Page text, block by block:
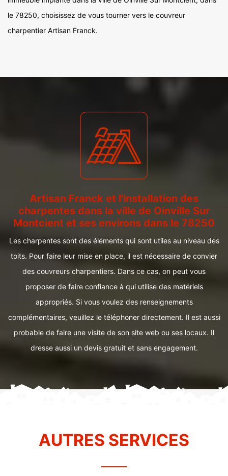
le 78250, choisissez de vous tourner vers le couvreur
charpentier Artisan Franck.
Artisan Franck et l'installation des
charpentes dans la ville de Oinville Sur
Montcient et ses environs dans le 78250
Les charpentes sont des éléments qui sont utiles au niveau des
toits. Pour faire leur mise en place, il est nécessaire de convier
des couvreurs charpentiers. Dans ce cas, on peut vous
proposer de faire confiance à qui utilise des matériels
appropriés. Si vous voulez des renseignements
complémentaires, veuillez le téléphoner directement. Il est aussi
probable de faire une visite de son site web ou ses locaux. Il
dresse aussi un devis gratuit et sans engagement.
AUTRES SERVICES